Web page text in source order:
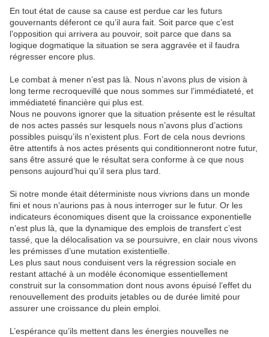
En tout état de cause sa cause est perdue car les futurs
gouvernants déferont ce qu’il aura fait. Soit parce que c’est
l’opposition qui arrivera au pouvoir, soit parce que dans sa
logique dogmatique la situation se sera aggravée et il faudra
régresser encore plus.
Le combat à mener n’est pas là. Nous n’avons plus de vision à
long terme recroquevillé que nous sommes sur l’immédiateté, et
immédiateté financière qui plus est.
Nous ne pouvons ignorer que la situation présente est le résultat
de nos actes passés sur lesquels nous n’avons plus d’actions
possibles puisqu’ils n’existent plus. Fort de cela nous devrions
être attentifs à nos actes présents qui conditionneront notre futur,
sans être assuré que le résultat sera conforme à ce que nous
pensons aujourd’hui qu’il sera plus tard.
Si notre monde était déterministe nous vivrions dans un monde
fini et nous n’aurions pas à nous interroger sur le futur. Or les
indicateurs économiques disent que la croissance exponentielle
n’est plus là, que la dynamique des emplois de transfert c’est
tassé, que la délocalisation va se poursuivre, en clair nous vivons
les prémisses d’une mutation existentielle.
Les plus saut nous conduisent vers la régression sociale en
restant attaché à un modèle économique essentiellement
construit sur la consommation dont nous avons épuisé l’effet du
renouvellement des produits jetables ou de durée limité pour
assurer une croissance du plein emploi.
L’espérance qu’ils mettent dans les énergies nouvelles ne